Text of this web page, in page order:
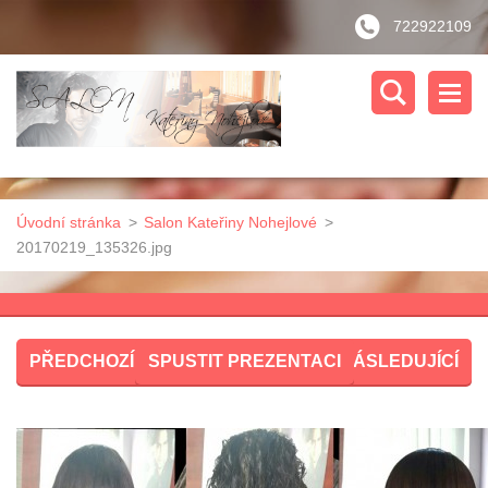
722922109
Úvodní stránka > Salon Kateřiny Nohejlové >
20170219_135326.jpg
PŘEDCHOZÍ SPUSTIT PREZENTACI NÁSLEDUJÍCÍ